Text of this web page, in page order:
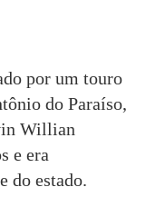
por um touro
do Paraíso,
Willian
e era
do estado.